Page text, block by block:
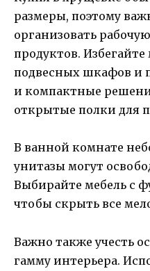
размеры, поэтому
организовать
продуктов.
подвесных шкафов и
и компактные
открытые полки для
В ванной комнате
унитазы могут
Выбирайте мебель с
чтобы скрыть все
Важно также учесть
гамму интерьера.